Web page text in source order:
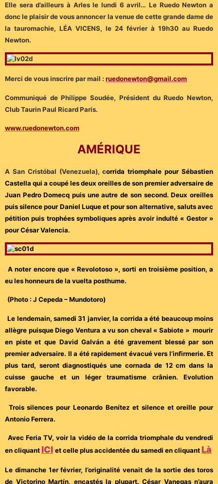
Elle sera d’ailleurs à Arles le lundi 6 avril… Le Ruedo Newton a
donc le plaisir de vous annoncer la venue de cette grande dame de
la tauromachie, LÉA VICENS, le 24 février à 19h30 au Ruedo
Newton.
Merci de vous inscrire par mail : ruedonewton@gmail.com
Communiqué de Philippe Soudée, Président du Ruedo Newton,
Club Taurin Paul Ricard Paris.
www.ruedonewton.com
AMÉRIQUE
A San Cristóbal (Venezuela), corrida triomphale pour Sébastien
Castella qui a coupé les deux oreilles de son premier adversaire de
Juan Pedro Domecq puis une autre de son second. Deux oreilles
puis silence pour Daniel Luque et pour son alternative, saluts avec
pétition puis trophées symboliques après avoir indulté « Gestor »
pour César Valencia.
A noter encore que « Revolotoso », sorti en troisième position, a
eu les honneurs de la vuelta posthume.
(Photo : J Cepeda – Mundotoro)
Le lendemain, samedi 31 janvier, la corrida a été beaucoup moins
allègre puisque Diego Ventura a vu son cheval « Sabiote » mourir
en piste et que David Galván a été gravement blessé par son
premier adversaire. Il a été rapidement évacué vers l’infirmerie. Et
plus tard, seront diagnostiqués une cornada de 12 cm dans la
cuisse gauche et un léger traumatisme crânien. Evolution
favorable.
Trois silences pour Leonardo Benítez et silence et oreille pour
Antonio Ferrera.
Avec Feria TV, voir la vidéo de la corrida triomphale du vendredi
en cliquant ICI et celle plus accidentée du samedi en cliquant Là
Le dimanche 1er février, l’originalité venait de la sortie des toros
de Victorino Martín, encastés la plupart. César Vanegas n’aura